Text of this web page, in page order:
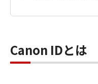
Canon IDとは